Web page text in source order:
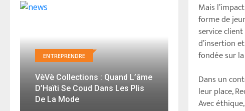
Mais
forme de
service
d’insertion
fondée sur
Dans un
leur place,
Avec
ENTREPRENDRE
VèVè Collections : Quand L’âme
D’Haïti Se Coud Dans Les Plis
De La Mode